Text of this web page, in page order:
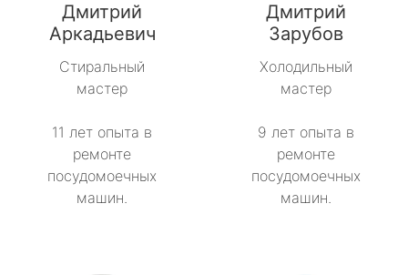
Дмитрий
Аркадьевич
Стиральный
мастер
11 лет опыта в
ремонте
посудомоечных
машин.
Дмитрий
Зарубов
Холодильный
мастер
9 лет опыта в
ремонте
посудомоечных
машин.